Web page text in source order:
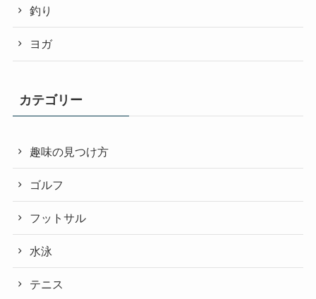
釣り
ヨガ
カテゴリー
趣味の見つけ方
ゴルフ
フットサル
水泳
テニス